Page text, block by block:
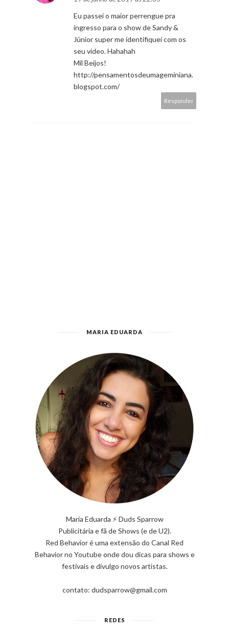
Eu passei o maior perrengue pra
ingresso para o show de Sandy &
Júnior super me identifiquei com os
seu vídeo. Hahahah
Mil Beijos!
http://pensamentosdeumageminiana.
blogspot.com/
Responder
MARIA EDUARDA
Maria Eduarda ⚡ Duds Sparrow
Publicitária e fã de Shows (e de U2).
Red Behavior é uma extensão do Canal Red
Behavior no Youtube onde dou dicas para shows e
festivais e divulgo novos artistas.
contato: dudsparrow@gmail.com
REDES